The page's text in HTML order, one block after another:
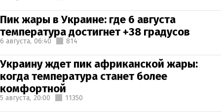
Пик жары в Украине: где 6 августа
температура достигнет +38 градусов
6 августа, 06:40 814
Украину ждет пик африканской жары:
когда температура станет более
комфортной
5 августа, 20:00 11350